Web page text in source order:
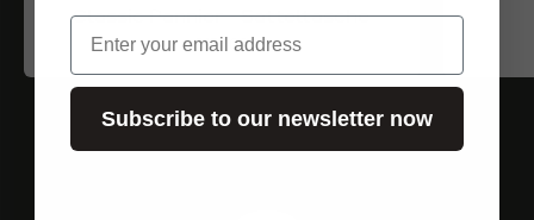
Classic Pannier - Satteltasche
Angebot
$177.00
Email
Subscribe to our newsletter now